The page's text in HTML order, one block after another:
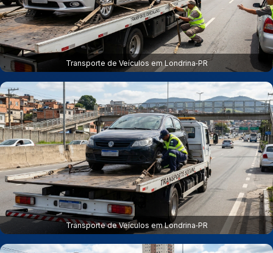
Transporte de Veículos em Londrina‑PR
Transporte de Veículos em Londrina‑PR